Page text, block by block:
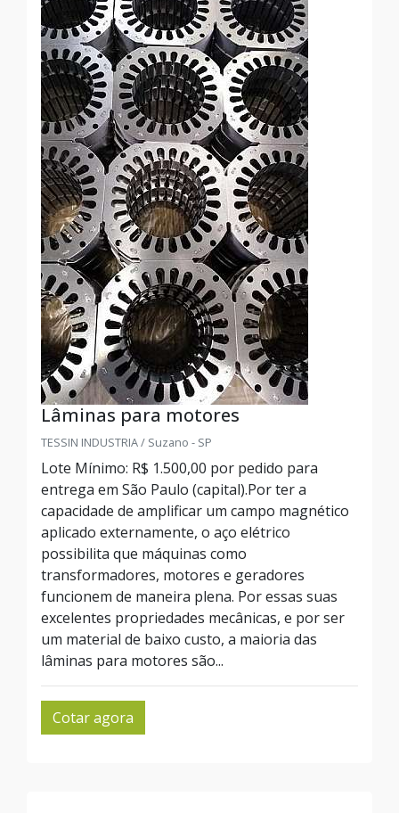
Lâminas para motores
TESSIN INDUSTRIA / Suzano - SP
Lote Mínimo: R$ 1.500,00 por pedido para
entrega em São Paulo (capital).Por ter a
capacidade de amplificar um campo magnético
aplicado externamente, o aço elétrico
possibilita que máquinas como
transformadores, motores e geradores
funcionem de maneira plena. Por essas suas
excelentes propriedades mecânicas, e por ser
um material de baixo custo, a maioria das
lâminas para motores são...
Cotar agora